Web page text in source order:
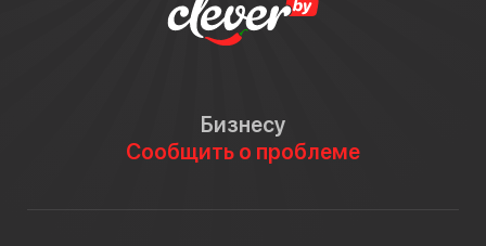
Бизнесу
Сообщить о проблеме